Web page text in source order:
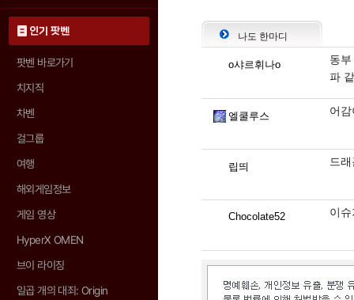
인기 팟벤
팟벤 바로가기
치지직
차벤
걸그룹
여행
해외게임정보
게임 영상
HyperX OMEN
브이 라이징
일곱 개의 대죄: Origin
나도 한마디
o샤르휘나o
동
파
엘쿨루스 어
립띄 드
Chocolate52 이